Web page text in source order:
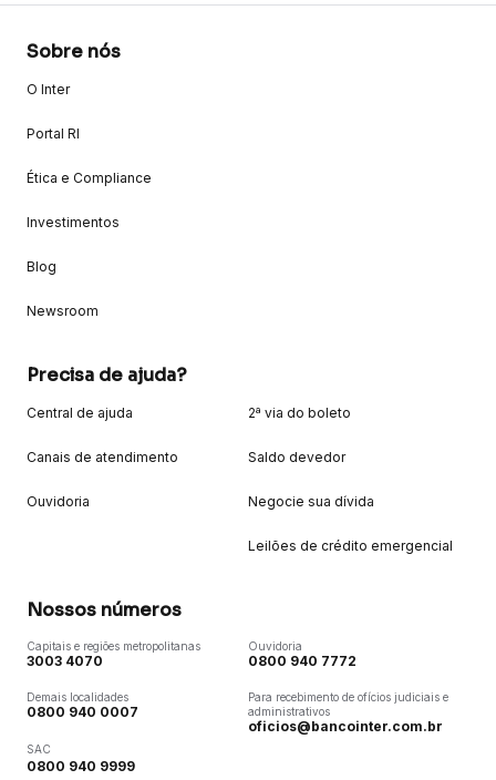
Sobre nós
O Inter
Portal RI
Ética e Compliance
Investimentos
Blog
Newsroom
Precisa de ajuda?
Central de ajuda
Canais de atendimento
Ouvidoria
2ª via do boleto
Saldo devedor
Negocie sua dívida
Leilões de crédito emergencial
Nossos números
Capitais e regiões metropolitanas
3003 4070
Demais localidades
0800 940 0007
SAC
0800 940 9999
Ouvidoria
0800 940 7772
Para recebimento de ofícios judiciais e
administrativos
oficios@bancointer.com.br